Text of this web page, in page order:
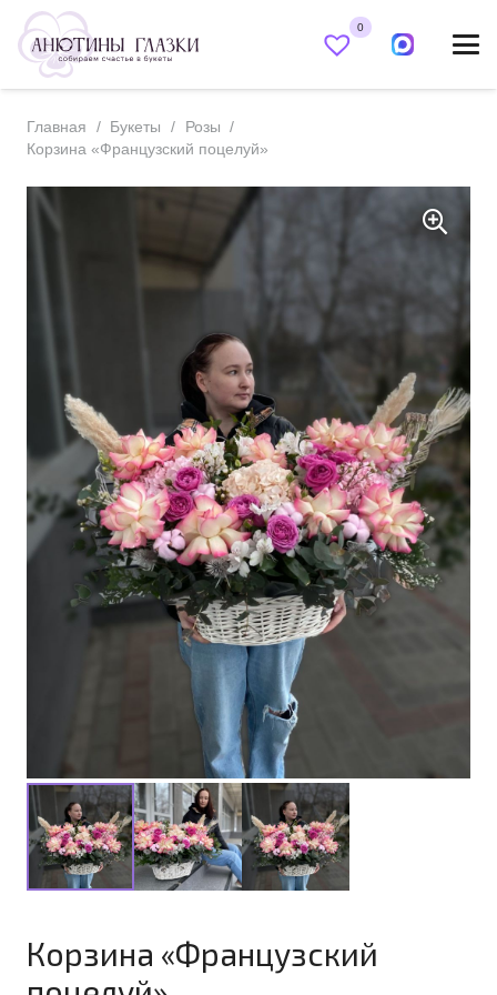
0
Главная / Букеты / Розы /
Корзина «Французский поцелуй»
Корзина «Французский